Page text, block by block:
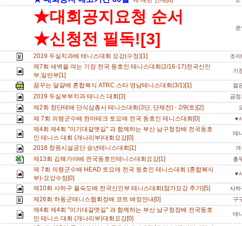
★대회공지요청 순서
★신청전 필독![3]
2019 두실치과배 테니스대회 요강(수정)[1] 조
제7회 새벽을 여는 기장 전국 동호인 테니스대회(2/16-17)전국신인
부,일반부[1]
기
꿈꾸는 달걀배 혼합복식 ATRC.스타 영남테니스대회(3/1)[1] 젊
2019 두실부부치과 테니스 대회[3] 금정
제2회 창단테배 단식삼총사 테니스대회(3단, 단체전) - 2/9(토)[2]
제 7회 의령군수배 한아테크 토요애 전국 동호인 테니스대회[0] ♥
제4회 제4회 "이기대갈맷길" 과 함께하는 부산 남구청장배 전국동호
인 테니스 대회 (개나리부)대회요강[0]
데
2018 창원시설공단 송년테니스대회[1] 겨
제13회 김해가야배 전국동호인테니스대회요강[1] 총
제 7회 의령군수배 HEAD 토요애 전국 동호인 테니스대회 (혼합복식
부)-요강수정[0]
♥
제10회 사하구 을숙도배 전국신인부 테니스대회(참가요강 추가)[5] 사하
제26회 하동군테니스협회장배 코트 배정안내[0] 구
제4회 제4회 "이기대갈맷길" 과 함께하는 부산 남구청장배 전국동호
인 테니스 대회 (개나리부)대회요강[0]
데